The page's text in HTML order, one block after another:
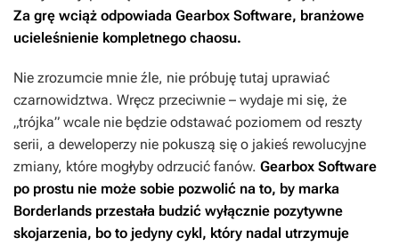
Za grę wciąż odpowiada Gearbox Software, branżowe
ucieleśnienie kompletnego chaosu.
Nie zrozumcie mnie źle, nie próbuję tutaj uprawiać
czarnowidztwa. Wręcz przeciwnie – wydaje mi się, że
„trójka” wcale nie będzie odstawać poziomem od reszty
serii, a deweloperzy nie pokuszą się o jakieś rewolucyjne
zmiany, które mogłyby odrzucić fanów. Gearbox Software
po prostu nie może sobie pozwolić na to, by marka
Borderlands przestała budzić wyłącznie pozytywne
skojarzenia, bo to jedyny cykl, który nadal utrzymuje